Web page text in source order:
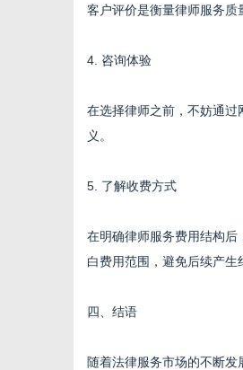
客户评价是衡量律师服务
4. 咨询体验
在选择律师之前，不妨通
义。
5. 了解收费方式
在明确律师服务费用结构
白费用范围，避免后续产生
四、结语
随着法律服务市场的不断